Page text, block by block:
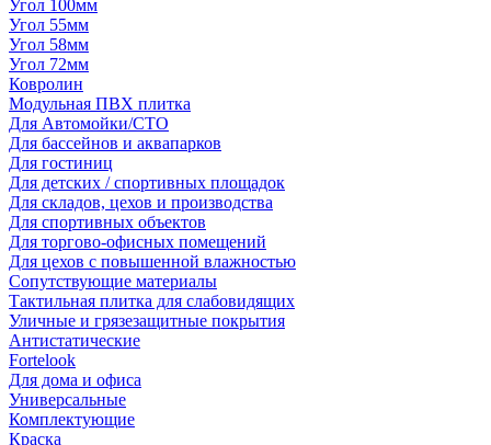
Угол 100мм
Угол 55мм
Угол 58мм
Угол 72мм
Ковролин
Модульная ПВХ плитка
Для Автомойки/СТО
Для бассейнов и аквапарков
Для гостиниц
Для детских / спортивных площадок
Для складов, цехов и производства
Для спортивных объектов
Для торгово-офисных помещений
Для цехов с повышенной влажностью
Сопутствующие материалы
Тактильная плитка для слабовидящих
Уличные и грязезащитные покрытия
Антистатические
Fortelook
Для дома и офиса
Универсальные
Комплектующие
Краска